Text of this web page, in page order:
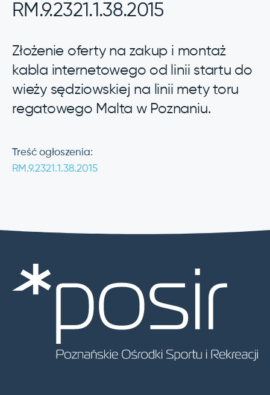
RM.9.2321.1.38.2015
Złożenie oferty na zakup i montaż
kabla internetowego od linii startu do
wieży sędziowskiej na linii mety toru
regatowego Malta w Poznaniu.
Treść ogłoszenia:
RM.9.2321.1.38.2015